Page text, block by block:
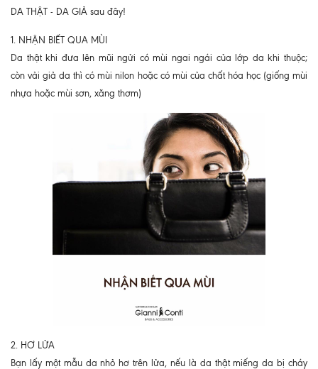
DA THẬT - DA GIẢ sau đây!
1. NHẬN BIẾT QUA MÙI
Da thật khi đưa lên mũi ngửi có mùi ngai ngái của lớp da khi thuộc;
còn vải giả da thì có mùi nilon hoặc có mùi của chất hóa học (giống mùi
nhựa hoặc mùi sơn, xăng thơm)
2. HƠ LỬA
Bạn lấy một mẫu da nhỏ hơ trên lửa, nếu là da thật miếng da bị cháy